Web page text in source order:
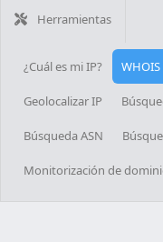
Herramientas
¿Cuál es mi IP? WHOIS
Geolocalizar IP
Búsqueda ASN
Monitorización de